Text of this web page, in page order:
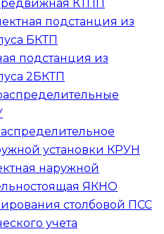
КТПП
подстанция из
БКТП
подстанция из
2БКТП
установки КРУН
наружной
ЯКНО
столбовой ПСС
учета